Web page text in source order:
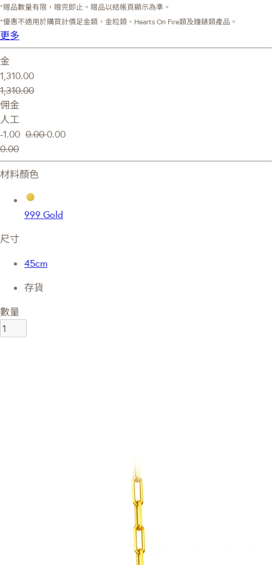
*贈品數量有限，贈完即止。贈品以結帳頁顯示為準。
*優惠不適用於購買計價足金類、金粒類、Hearts On Fire類及鐘錶類產品。
更多
金
1,310.00
1,310.00
佣金
人工
-1.00 0.000.00
0.00
材料顏色
999 Gold
尺寸
45cm
存貨
數量